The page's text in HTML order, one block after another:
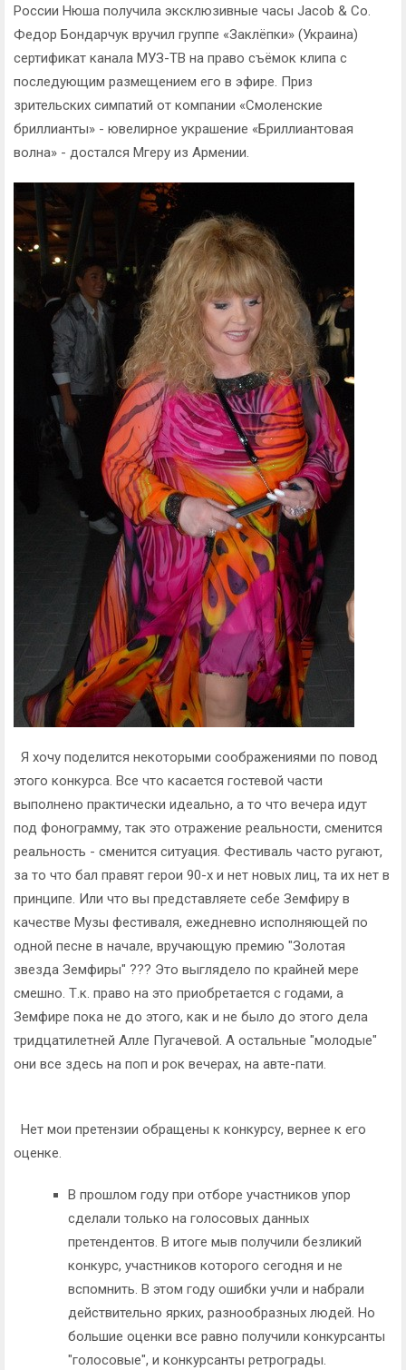
России Нюша получила эксклюзивные часы Jacob & Co.
Федор Бондарчук вручил группе «Заклёпки» (Украина)
сертификат канала МУЗ-ТВ на право съёмок клипа с
последующим размещением его в эфире. Приз
зрительских симпатий от компании «Смоленские
бриллианты» - ювелирное украшение «Бриллиантовая
волна» - достался Мгеру из Армении.
Я хочу поделится некоторыми соображениями по повод
этого конкурса. Все что касается гостевой части
выполнено практически идеально, а то что вечера идут
под фонограмму, так это отражение реальности, сменится
реальность - сменится ситуация. Фестиваль часто ругают,
за то что бал правят герои 90-х и нет новых лиц, та их нет в
принципе. Или что вы представляете себе Земфиру в
качестве Музы фестиваля, ежедневно исполняющей по
одной песне в начале, вручающую премию "Золотая
звезда Земфиры" ??? Это выглядело по крайней мере
смешно. Т.к. право на это приобретается с годами, а
Земфире пока не до этого, как и не было до этого дела
тридцатилетней Алле Пугачевой. А остальные "молодые"
они все здесь на поп и рок вечерах, на авте-пати.
Нет мои претензии обращены к конкурсу, вернее к его
оценке.
В прошлом году при отборе участников упор
сделали только на голосовых данных
претендентов. В итоге мыв получили безликий
конкурс, участников которого сегодня и не
вспомнить. В этом году ошибки учли и набрали
действительно ярких, разнообразных людей. Но
большие оценки все равно получили конкурсанты
"голосовые", и конкурсанты ретрограды.